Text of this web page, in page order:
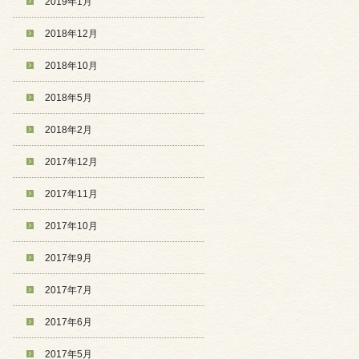
2018年12月
2018年10月
2018年5月
2018年2月
2017年12月
2017年11月
2017年10月
2017年9月
2017年7月
2017年6月
2017年5月